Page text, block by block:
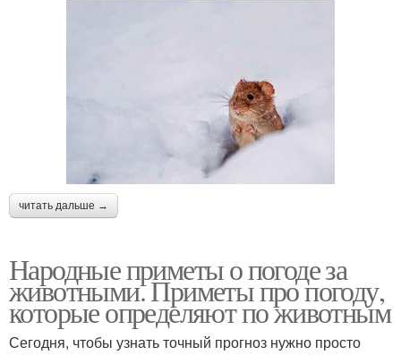
читать дальше →
Народные приметы о погоде за
животными. Приметы про погоду,
которые определяют по животным
Сегодня, чтобы узнать точный прогноз нужно просто